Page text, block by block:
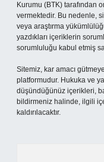
Kurumu (BTK) tarafından
vermektedir. Bu nedenle,
veya araştırma
yazdıkları içeriklerin
sorumluluğu kabul etmiş
Sitemiz, kar amacı
platformudur. Hukuka ve
düşündüğünüz içerikleri,
bildirmeniz halinde, ilgili
kaldırılacaktır.